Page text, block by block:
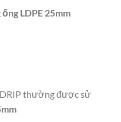
ống LDPE 25mm
thường được sử